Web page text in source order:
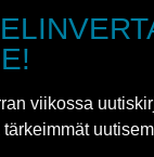
viikossa